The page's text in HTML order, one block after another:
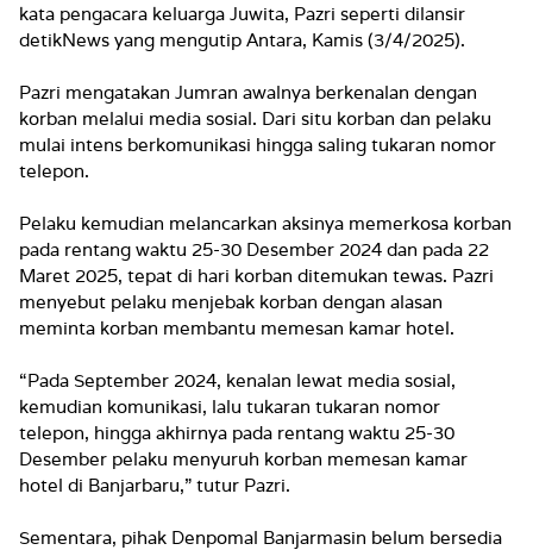
kata pengacara keluarga Juwita, Pazri seperti dilansir
detikNews yang mengutip Antara, Kamis (3/4/2025).
Pazri mengatakan Jumran awalnya berkenalan dengan
korban melalui media sosial. Dari situ korban dan pelaku
mulai intens berkomunikasi hingga saling tukaran nomor
telepon.
Pelaku kemudian melancarkan aksinya memerkosa korban
pada rentang waktu 25-30 Desember 2024 dan pada 22
Maret 2025, tepat di hari korban ditemukan tewas. Pazri
menyebut pelaku menjebak korban dengan alasan
meminta korban membantu memesan kamar hotel.
“Pada September 2024, kenalan lewat media sosial,
kemudian komunikasi, lalu tukaran tukaran nomor
telepon, hingga akhirnya pada rentang waktu 25-30
Desember pelaku menyuruh korban memesan kamar
hotel di Banjarbaru,” tutur Pazri.
Sementara, pihak Denpomal Banjarmasin belum bersedia